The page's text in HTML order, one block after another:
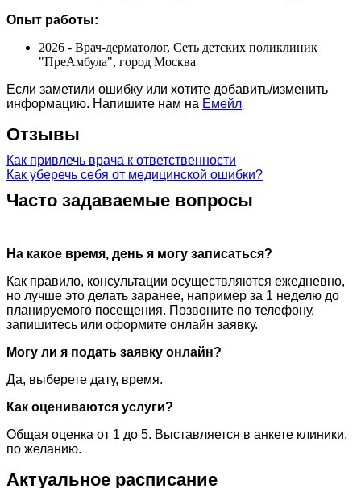
Опыт работы:
2026 - Врач-дерматолог, Сеть детских поликлиник
"ПреАмбула", город Москва
Если заметили ошибку или хотите добавить/изменить
информацию. Напишите нам на Емейл
Отзывы
Как привлечь врача к ответственности
Как уберечь себя от медицинской ошибки?
Часто задаваемые вопросы
На какое время, день я могу записаться?
Как правило, консультации осуществляются ежедневно,
но лучше это делать заранее, например за 1 неделю до
планируемого посещения. Позвоните по телефону,
запишитесь или оформите онлайн заявку.
Могу ли я подать заявку онлайн?
Да, выберете дату, время.
Как оцениваются услуги?
Общая оценка от 1 до 5. Выставляется в анкете клиники,
по желанию.
Актуальное расписание